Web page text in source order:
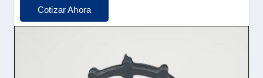
Cotizar Ahora